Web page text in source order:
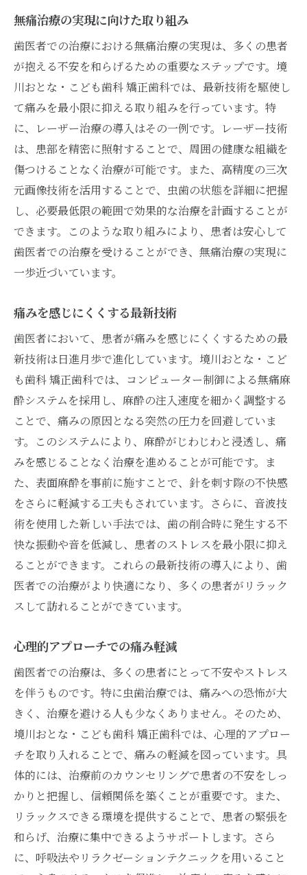
無痛治療の実現に向けた取り組み
歯医者での治療における無痛治療の実現は、多くの患者
が抱える不安を和らげるための重要なステップです。境
川おとな・こども歯科 矯正歯科では、最新技術を駆使し
て痛みを最小限に抑える取り組みを行っています。特
に、レーザー治療の導入はその一例です。レーザー技術
は、患部を精密に照射することで、周囲の健康な組織を
傷つけることなく治療が可能です。また、高精度の三次
元画像技術を活用することで、虫歯の状態を詳細に把握
し、必要最低限の範囲で効果的な治療を計画することが
できます。このような取り組みにより、患者は安心して
歯医者での治療を受けることができ、無痛治療の実現に
一歩近づいています。
痛みを感じにくくする最新技術
歯医者において、患者が痛みを感じにくくするための最
新技術は日進月歩で進化しています。境川おとな・こど
も歯科 矯正歯科では、コンピューター制御による無痛麻
酔システムを採用し、麻酔の注入速度を細かく調整する
ことで、痛みの原因となる突然の圧力を回避していま
す。このシステムにより、麻酔がじわじわと浸透し、痛
みを感じることなく治療を進めることが可能です。ま
た、表面麻酔を事前に施すことで、針を刺す際の不快感
をさらに軽減する工夫もされています。さらに、音波技
術を使用した新しい手法では、歯の削合時に発生する不
快な振動や音を低減し、患者のストレスを最小限に抑え
ることができます。これらの最新技術の導入により、歯
医者での治療がより快適になり、多くの患者がリラック
スして訪れることができています。
心理的アプローチでの痛み軽減
歯医者での治療は、多くの患者にとって不安やストレス
を伴うものです。特に虫歯治療では、痛みへの恐怖が大
きく、治療を避ける人も少なくありません。そのため、
境川おとな・こども歯科 矯正歯科では、心理的アプロー
チを取り入れることで、痛みの軽減を図っています。具
体的には、治療前のカウンセリングで患者の不安をしっ
かりと把握し、信頼関係を築くことが重要です。また、
リラックスできる環境を提供することで、患者の緊張を
和らげ、治療に集中できるようサポートします。さら
に、呼吸法やリラクゼーションテクニックを用いること